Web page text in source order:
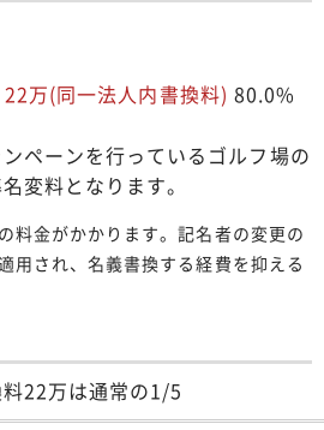
22万(同一法人内書換料) 80.0%
ペーンを行っているゴルフ場の
変料となります。
料金がかかります。記名者の変更の
用され、名義書換する経費を抑える
22万は通常の1/5